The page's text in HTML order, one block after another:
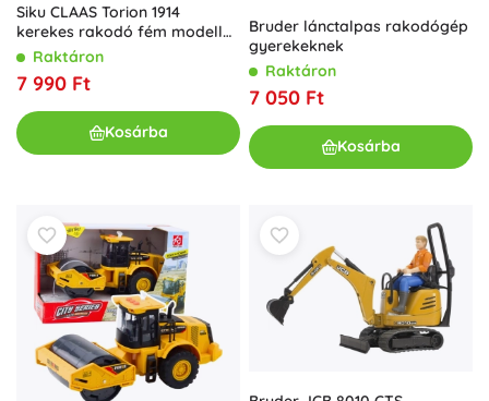
Siku CLAAS Torion 1914
kerekes rakodó fém modell
1:50Raktáron
7 990 Ft
Kosárba
Bruder lánctalpas rakodógép
gyerekeknek
Raktáron
7 050 Ft
Kosárba